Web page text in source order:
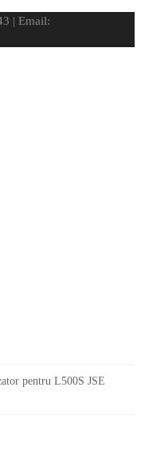
| Email:
pentru L500S JSE